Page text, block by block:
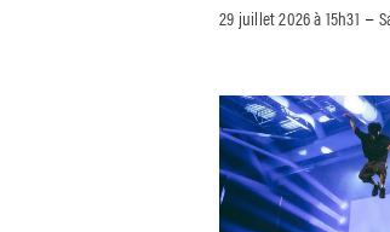
29 juillet 2026 à 15h31 –